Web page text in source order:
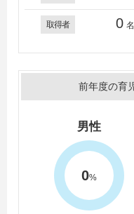
取得者 0 名
前年度の育
男性
0%